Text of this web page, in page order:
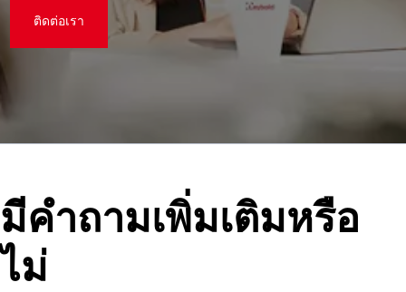
ติดต่อเรา
มีคําถามเพิ่มเติมหรือ
ไม่